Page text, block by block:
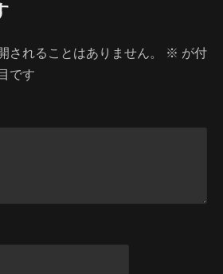
ト、
技
術
へ
されることはありません。 ※ が付
です